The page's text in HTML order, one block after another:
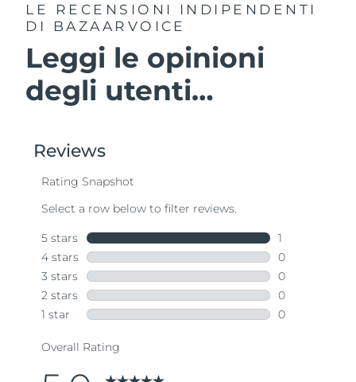
LE RECENSIONI INDIPENDENTI
DI BAZAARVOICE
Leggi le opinioni
degli utenti…